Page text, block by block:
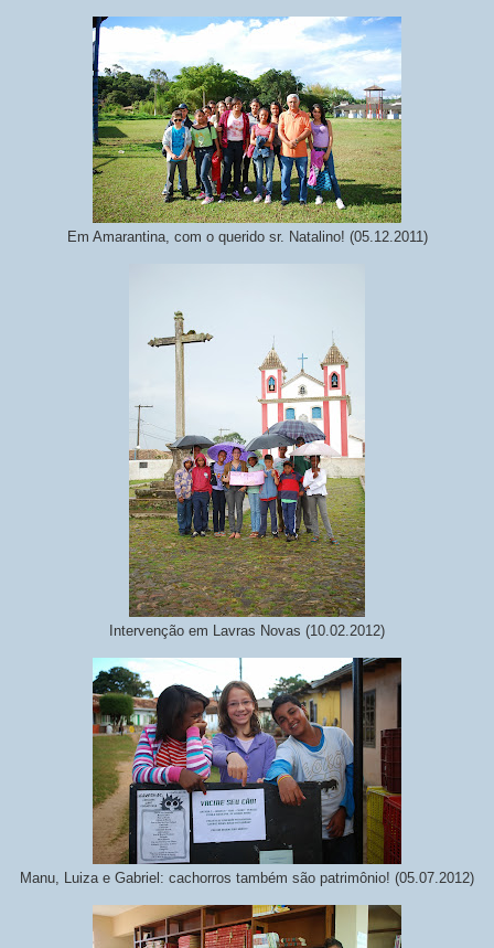
Em Amarantina, com o querido sr. Natalino! (05.12.2011)
Intervenção em Lavras Novas (10.02.2012)
Manu, Luiza e Gabriel: cachorros também são patrimônio! (05.07.2012)